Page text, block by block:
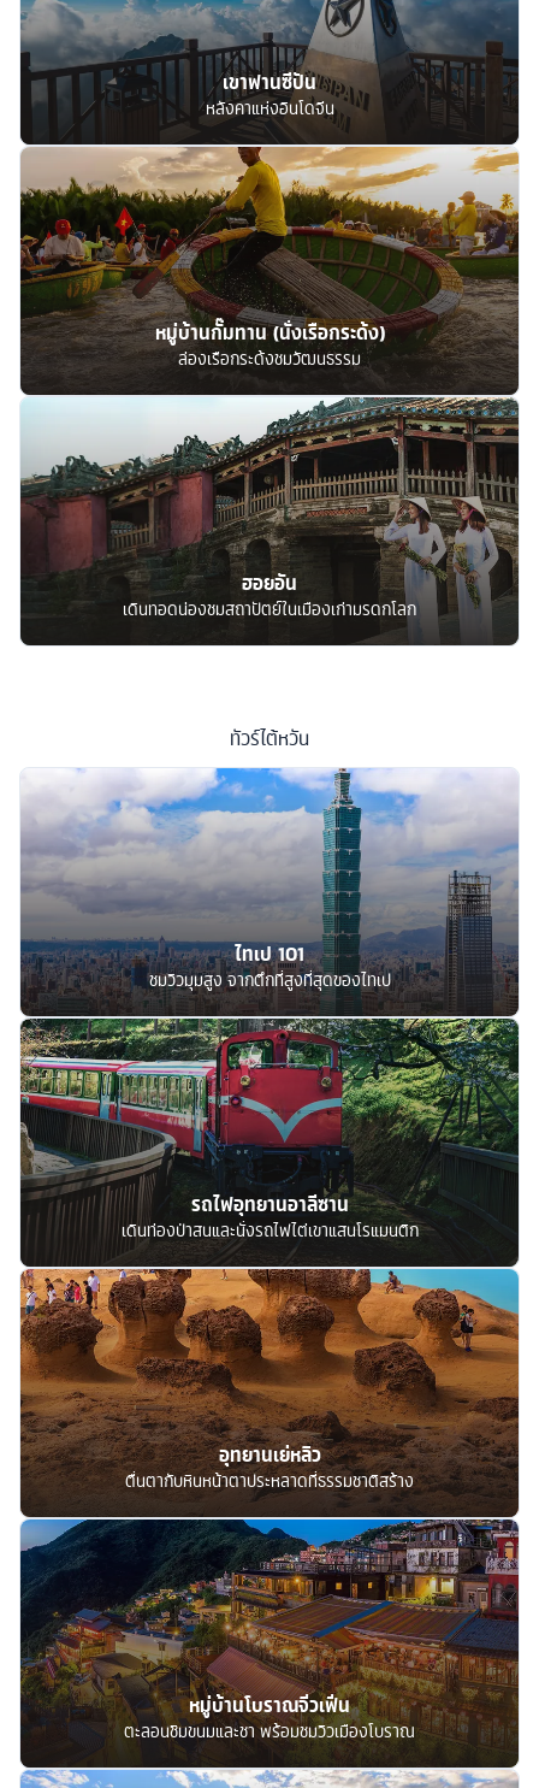
เขาฟานซีปัน
หลังคาแห่งอินโดจีน
หมู่บ้านกั๊มทาน (นั่งเรือกระด้ง)
ล่องเรือกระด้งชมวัฒนธรรม
ฮอยอัน
เดินทอดน่องชมสถาปัตย์ในเมืองเก่ามรดกโลก
ทัวร์ไต้หวัน
ไทเป 101
ชมวิวมุมสูง จากตึกที่สูงที่สุดของไทเป
รถไฟอุทยานอาลีซาน
เดินท่องป่าสนและนั่งรถไฟไต่เขาแสนโรแมนติก
อุทยานเย่หลิว
ตื่นตากับหินหน้าตาประหลาดที่ธรรมชาติสร้าง
หมู่บ้านโบราณจิ่วเฟิ่น
ตะลอนชิมขนมและชา พร้อมชมวิวเมืองโบราณ